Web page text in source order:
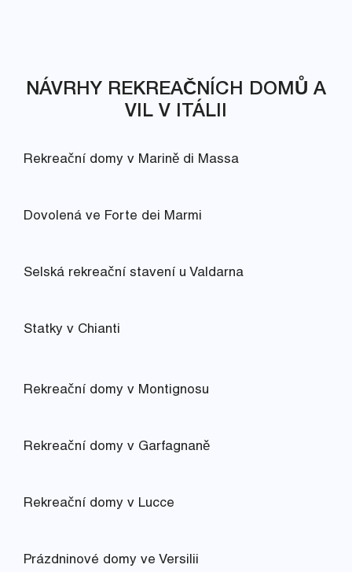
NÁVRHY REKREAČNÍCH DOMŮ A
VIL V ITÁLII
Rekreační domy v Marině di Massa
Dovolená ve Forte dei Marmi
Selská rekreační stavení u Valdarna
Statky v Chianti
Rekreační domy v Montignosu
Rekreační domy v Garfagnaně
Rekreační domy v Lucce
Prázdninové domy ve Versilii